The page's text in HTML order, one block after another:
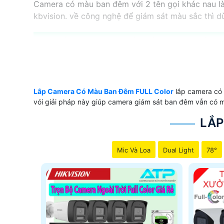
Camera có màu ban đêm với 2 tên gọi khác nau
kbvision. về công nghệ để giám sát màu sắc thì
✔️ Giá camera có màu ban đêm phụ thuộc vào
LOẠI CAMERA CÓ MÀU
📶 Camera DS-2CE10DF0T-F Colorvu Hikvision
♻️ Camera HAC-HFW1239TLMP-LED Dahua
❄ Camera HFW2239SP-SA-LED
Lắp Camera Có Màu Ban Đêm FULL Color lắp camera
vói giải pháp này giúp camera giám sát ban đêm vẫn có
Mic Và Loa Dual Light 78°